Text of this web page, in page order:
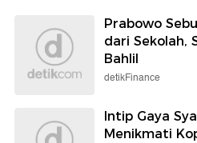
Prabowo
dari Sekolah,
Bahlil
detikFinance
Intip Gaya
Menikmati